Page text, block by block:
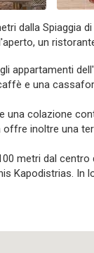
dalla Spiaggia
un
appartamenti
e una
una colazione
inoltre una
metri dal
Kapodistrias. In